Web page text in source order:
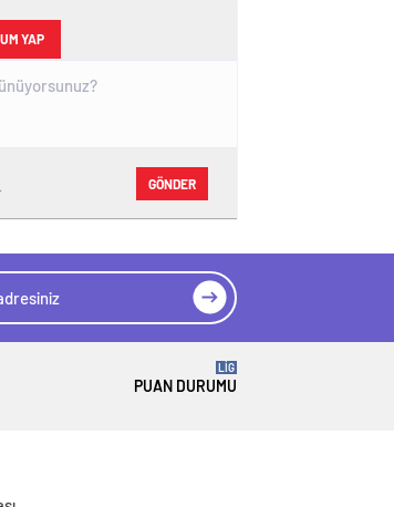
YAP
GÖNDER
PUAN DURUMU
LİG